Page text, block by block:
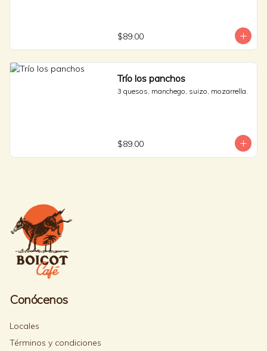
$89.00
Trío los panchos
3 quesos, manchego, suizo, mozarrella.
$89.00
Conócenos
Locales
Términos y condiciones